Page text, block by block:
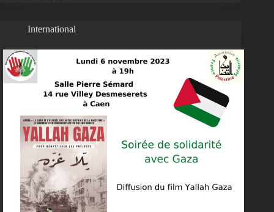
International